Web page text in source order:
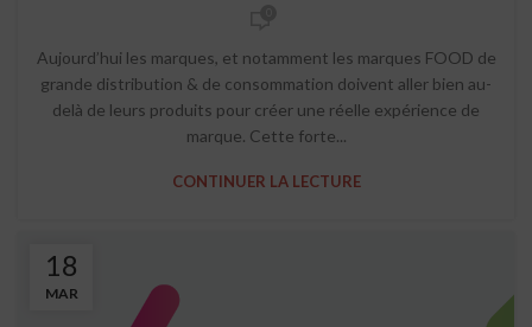
Aujourd’hui les marques, et notamment les marques FOOD de
grande distribution & de consommation doivent aller bien au-
delà de leurs produits pour créer une réelle expérience de
marque. Cette forte...
CONTINUER LA LECTURE
18
MAR